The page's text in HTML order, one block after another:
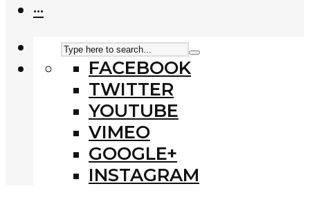
···
FACEBOOK
TWITTER
YOUTUBE
VIMEO
GOOGLE+
INSTAGRAM